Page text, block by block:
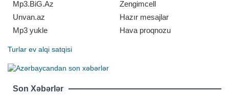
Mp3.BiG.Az
Zengimcell
Unvan.az
Hazır mesajlar
Mp3 yukle
Hava proqnozu
Turlar ev alqi satqisi
Son Xəbərlər